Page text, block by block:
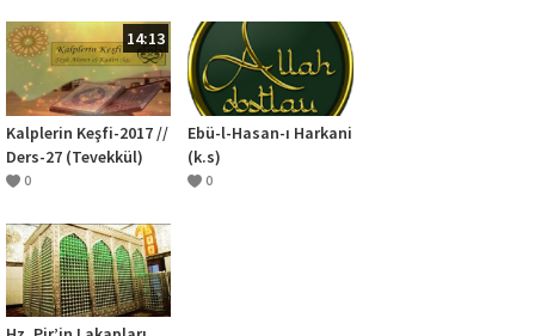
14:13
Kalplerin Keşfi-2017 //
Ders-27 (Tevekkül)
0
Ebü-l-Hasan-ı Harkani
(k.s)
0